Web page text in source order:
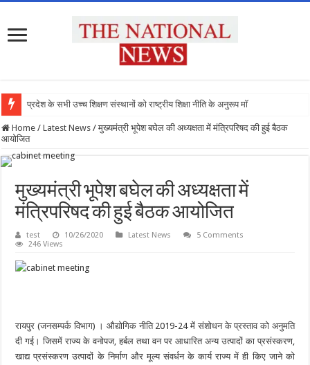
प्रदेश के सभी उच्च शिक्षण संस्थानों को राष्ट्रीय शिक्षा नीति के अनुरूप मॉडिफाई किया ज
Home / Latest News / मुख्यमंत्री भूपेश बघेल की अध्यक्षता में मंत्रिपरिषद की हुई बैठक
आयोजित
मुख्यमंत्री भूपेश बघेल की अध्यक्षता में
मंत्रिपरिषद की हुई बैठक आयोजित
test 10/26/2020 Latest News
5 Comments
246 Views
रायपुर (जनसम्पर्क विभाग) । औद्योगिक नीति 2019-24 में संशोधन के प्रस्ताव को अनुमति
दी गई। जिसमें राज्य के वनोपज, हर्बल तथा वन पर आधारित अन्य उत्पादों का प्रसंस्करण,
खाद्य प्रसंस्करण उत्पादों के निर्माण और मूल्य संवर्धन के कार्य राज्य में ही किए जाने को